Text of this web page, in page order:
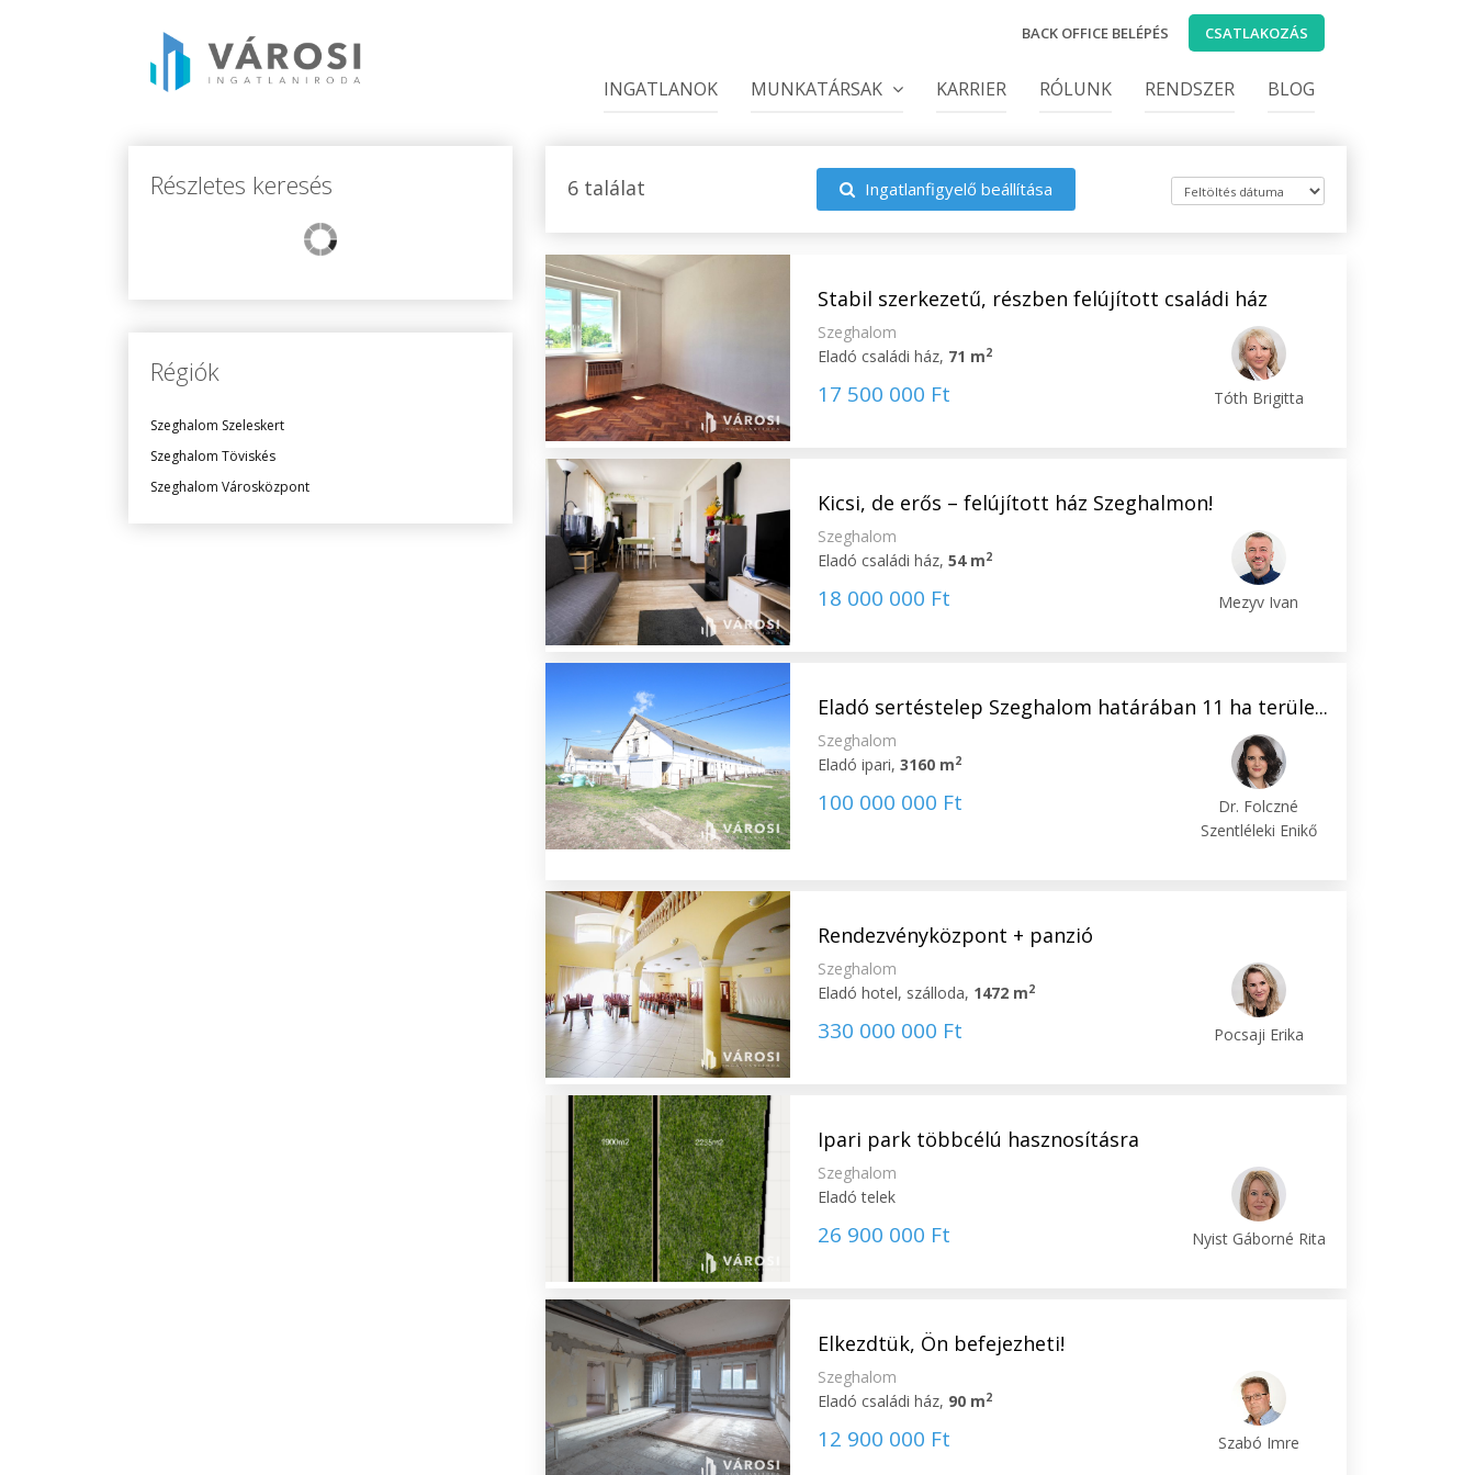
BACK OFFICE BELÉPÉS CSATLAKOZÁS
INGATLANOK MUNKATÁRSAK KARRIER RÓLUNK RENDSZER BLOG
Részletes keresés
Régiók
Szeghalom Szeleskert
Szeghalom Töviskés
Szeghalom Városközpont
6 találat Ingatlanfigyelő beállítása
Stabil szerkezetű, részben felújított családi ház
Szeghalom
Eladó családi ház, 71 m2
17 500 000 Ft Tóth Brigitta
Kicsi, de erős – felújított ház Szeghalmon!
Szeghalom
Eladó családi ház,54 m2
18 000 000 Ft Mezyv Ivan
Eladó sertéstelep Szeghalom határában 11 ha terüle...
Szeghalom
Eladó ipari,3160 m2
100 000 000 Ft
Dr. Folczné
Szentléleki Enikő
Rendezvényközpont + panzió
Szeghalom
Eladó hotel, szálloda, 1472 m2
330 000 000 Ft Pocsaji Erika
Ipari park többcélú hasznosításra
Szeghalom
Eladó telek
26 900 000 Ft Nyist Gáborné Rita
Elkezdtük, Ön befejezheti!
Szeghalom
Eladó családi ház, 90 m2
12 900 000 Ft Szabó Imre